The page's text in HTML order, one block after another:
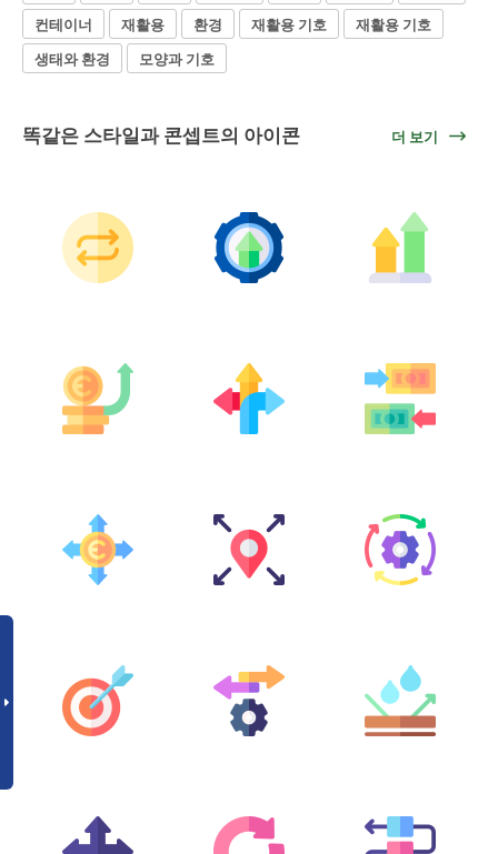
컨테이너
재활용 환경 재활용 기호
재활용 기호
생태와 환경
모양과 기호
똑같은 스타일과 콘셉트의 아이콘 더 보기